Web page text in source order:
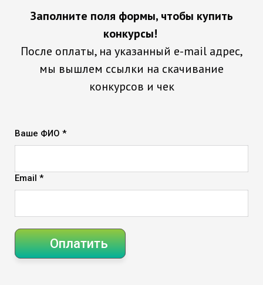
Заполните поля формы, чтобы купить
конкурсы!
После оплаты, на указанный e-mail адрес,
мы вышлем ссылки на скачивание
конкурсов и чек
Ваше ФИО *
Email *
Оплатить